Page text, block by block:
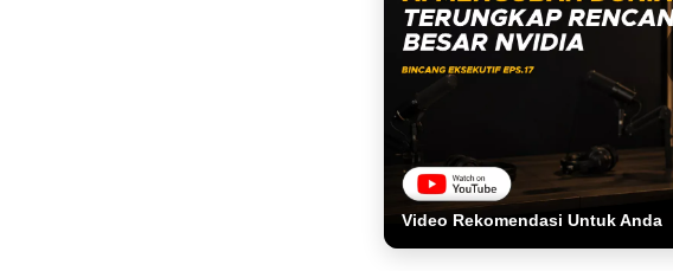
Video Rekomendasi Untuk Anda